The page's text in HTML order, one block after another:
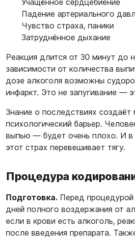
Учащённое сердцебиение
Падение артериального
Чувство страха, паники
Затруднённое дыхание
Реакция длится от 30 минут до
зависимости от количества
дозе алкоголя возможны
инфаркт. Это не запугивание —
Знание о последствиях
психологический барьер.
выпью — будет очень плохо. И в
этот страх перевешивает тягу.
Процедура
Подготовка. Перед
дней полного воздержания от
если в крови есть алкоголь,
после введения препарата.